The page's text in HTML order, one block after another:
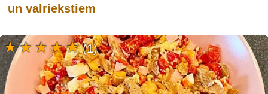
un valriekstiem
(1)